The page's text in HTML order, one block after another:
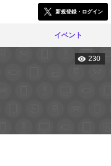
新規登録・ログイン
イベント
230